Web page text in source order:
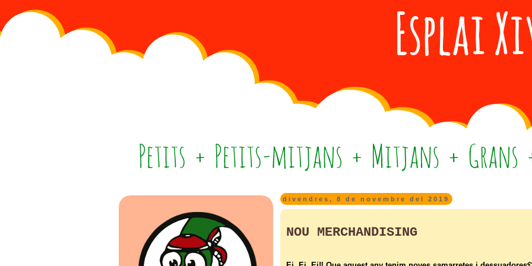
divendres, 8 de novembre del 2019
NOU MERCHANDISING